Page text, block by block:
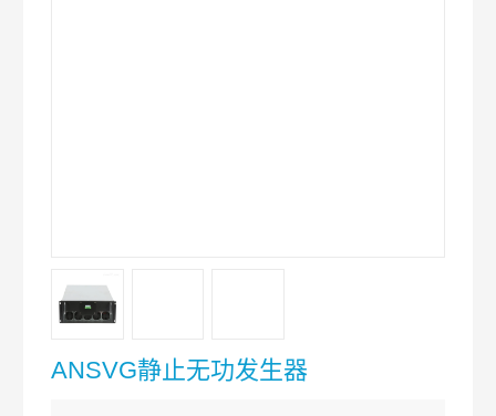
ANSVG静止无功发生器